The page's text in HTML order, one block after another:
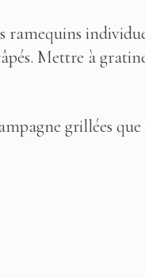
ramequins
Mettre à
grillées